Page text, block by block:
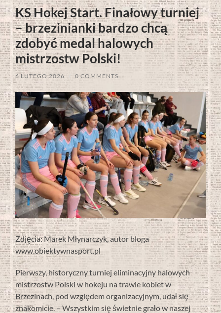
KS Hokej Start. Finałowy turniej
– brzezinianki bardzo chcą
zdobyć medal halowych
mistrzostw Polski!
6 LUTEGO 2026 0 COMMENTS
Zdjęcia: Marek Młynarczyk, autor bloga
www.obiektywnasport.pl
Pierwszy, historyczny turniej eliminacyjny halowych
mistrzostw Polski w hokeju na trawie kobiet w
Brzezinach, pod względem organizacyjnym, udał się
znakomicie. – Wszystkim się świetnie grało w naszej